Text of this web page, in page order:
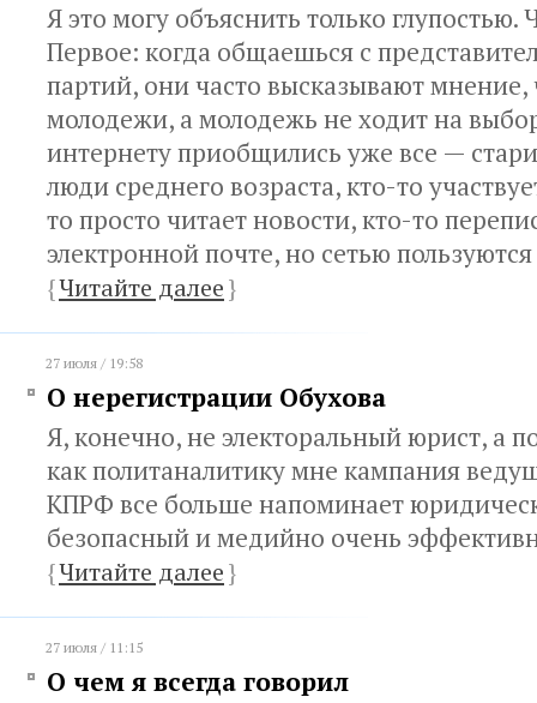
Я это могу объяснить только
Первое: когда общаешься с
партий, они часто высказывают мнение,
молодежи, а молодежь не ходит на
интернету приобщились уже все —
люди среднего возраста, кто-то
то просто читает новости, кто-то
электронной почте, но сетью
{Читайте далее}
27 июля / 19:58
О нерегистрации Обухова
Я, конечно, не электоральный юрист, а
как политаналитику мне кампания
КПРФ все больше напоминает
безопасный и медийно очень
{Читайте далее}
27 июля / 11:15
О чем я всегда говорил